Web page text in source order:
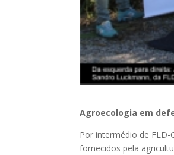
Agroecologia em
Por intermédio de FLD-
fornecidos pela